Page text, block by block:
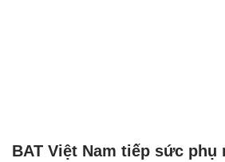
BAT Việt Nam tiếp sức phụ